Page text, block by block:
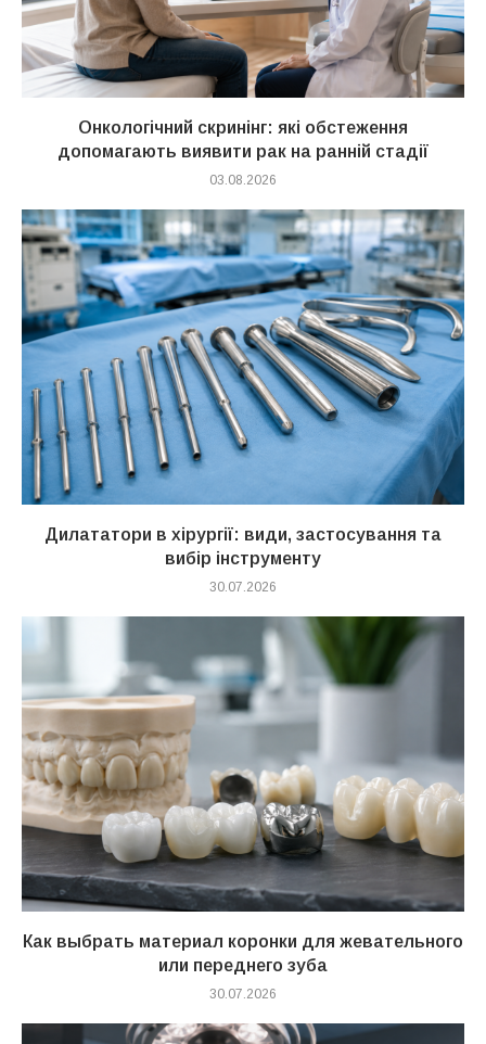
Онкологічний скринінг: які обстеження
допомагають виявити рак на ранній стадії
03.08.2026
Дилататори в хірургії: види, застосування та
вибір інструменту
30.07.2026
Как выбрать материал коронки для жевательного
или переднего зуба
30.07.2026